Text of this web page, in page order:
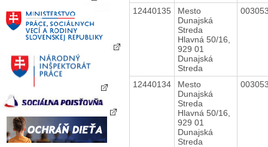
12440135
Mesto
Dunajská
Streda
Hlavná 50/16,
929 01
Dunajská
Streda
12440134
Mesto
Dunajská
Streda
Hlavná 50/16,
929 01
Dunajská
Streda